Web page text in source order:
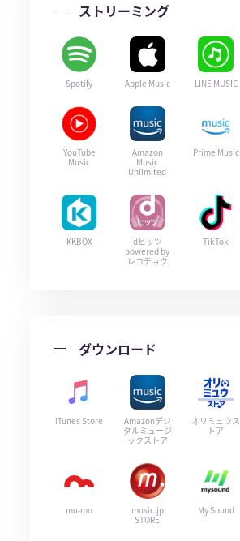
ストリーミング
Spotify Apple Music LINE MUSIC
YouTube
Music
Amazon
Music
Unlimited
Prime Music
KKBOX
dヒッツ
powered by
レコチョク
TikTok
ダウンロード
iTunes Store
Amazonデジ
タルミュージ
ックストア
オリミュウス
トア
mu-mo
music.jp
STORE
My Sound